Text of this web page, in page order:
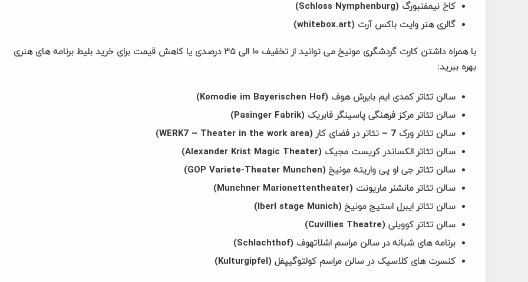
کاخ نیمفنبورگ (Schloss Nymphenburg)
گالری هنر وایت باکس آرت (whitebox.art)
با همراه داشتن کارت گردشگری مونیخ می توانید از تخفیف ۱۰ الی ۳۵ درصدی یا کاهش قیمت برای خرید بلیط برنامه های هنری
بهره ببرید:
سالن تئاتر کمدی ایم بایرش هوف (Komodie im Bayerischen Hof)
سالن تئاتر مرکز فرهنگی پاسینگر فابریک (Pasinger Fabrik)
سالن تئاتر ورک 7 – تئاتر در فضای کار (WERK7 – Theater in the work area)
سالن تئاتر الکساندر کریست مجیک (Alexander Krist Magic Theater)
سالن تئاتر جی او پی واریته مونیخ (GOP Variete-Theater Munchen)
سالن تئاتر مانشنر ماریونت (Munchner Marionettentheater)
سالن تئاتر ایبرل استیج مونیخ (Iberl stage Munich)
سالن تئاتر کوویلی (Cuvillies Theatre)
برنامه های شبانه در سالن مراسم اشلاتهوف (Schlachthof)
کنسرت های کلاسیک در سالن مراسم کولتوگیپفل (Kulturgipfel)